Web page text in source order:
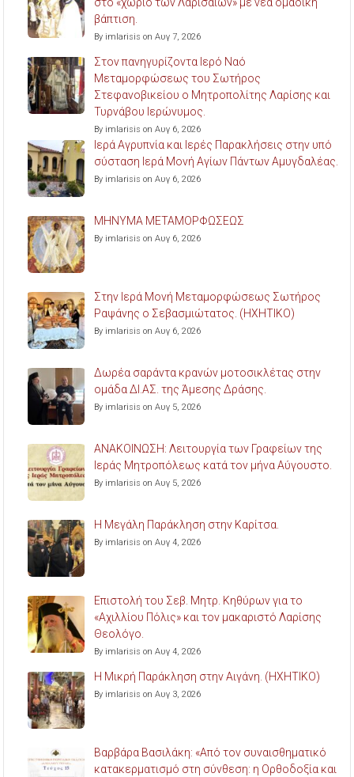
στο «χωριό των Λαρισαίων» με νέα ομαδική
βάπτιση.
By imlarisis on Αυγ 7, 2026
Στον πανηγυρίζοντα Ιερό Ναό
Μεταμορφώσεως του Σωτήρος
Στεφανοβικείου ο Μητροπολίτης Λαρίσης και
Τυρνάβου Ιερώνυμος.
By imlarisis on Αυγ 6, 2026
Ιερά Αγρυπνία και Ιερές Παρακλήσεις στην υπό
σύσταση Ιερά Μονή Αγίων Πάντων Αμυγδαλέας.
By imlarisis on Αυγ 6, 2026
ΜΗΝΥΜΑ ΜΕΤΑΜΟΡΦΩΣΕΩΣ
By imlarisis on Αυγ 6, 2026
Στην Ιερά Μονή Μεταμορφώσεως Σωτήρος
Ραψάνης ο Σεβασμιώτατος. (ΗΧΗΤΙΚΟ)
By imlarisis on Αυγ 6, 2026
Δωρέα σαράντα κρανών μοτοσικλέτας στην
ομάδα ΔΙ.ΑΣ. της Άμεσης Δράσης.
By imlarisis on Αυγ 5, 2026
ΑΝΑΚΟΙΝΩΣΗ: Λειτουργία των Γραφείων της
Ιεράς Μητροπόλεως κατά τον μήνα Αύγουστο.
By imlarisis on Αυγ 5, 2026
Η Μεγάλη Παράκληση στην Καρίτσα.
By imlarisis on Αυγ 4, 2026
Επιστολή του Σεβ. Μητρ. Κηθύρων για το
«Αχιλλίου Πόλις» και τον μακαριστό Λαρίσης
Θεολόγο.
By imlarisis on Αυγ 4, 2026
Η Μικρή Παράκληση στην Αιγάνη. (ΗΧΗΤΙΚΟ)
By imlarisis on Αυγ 3, 2026
Βαρβάρα Βασιλάκη: «Από τον συναισθηματικό
κατακερματισμό στη σύνθεση: η Ορθοδοξία και